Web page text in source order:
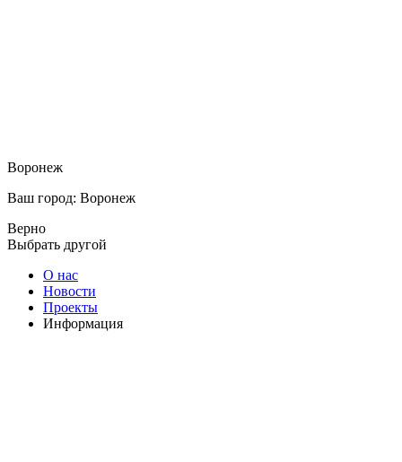
Воронеж
Ваш город: Воронеж
Верно
Выбрать другой
О нас
Новости
Проекты
Информация